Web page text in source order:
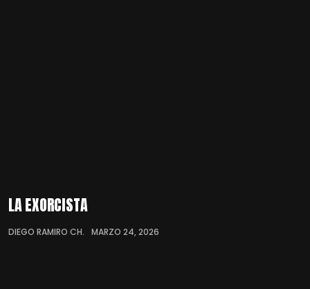
LA EXORCISTA
DIEGO RAMIRO CH. MARZO 24, 2026